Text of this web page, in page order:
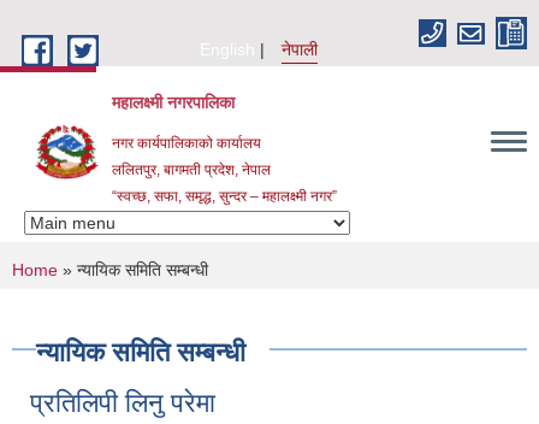
English
नेपाली
महालक्ष्मी नगरपालिका
नगर कार्यपालिकाको कार्यालय
ललितपुर, बागमती प्रदेश, नेपाल
“स्वच्छ, सफा, समृद्ध, सुन्दर – महालक्ष्मी नगर”
You are here
Home » न्यायिक समिति सम्बन्धी
न्यायिक समिति सम्बन्धी
प्रतिलिपी लिनु परेमा